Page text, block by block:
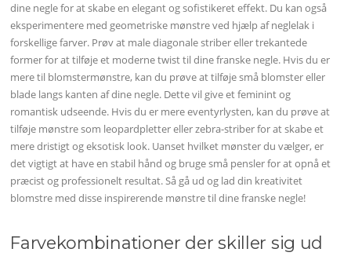
dine negle for at skabe en elegant og sofistikeret effekt. Du kan også
eksperimentere med geometriske mønstre ved hjælp af neglelak i
forskellige farver. Prøv at male diagonale striber eller trekantede
former for at tilføje et moderne twist til dine franske negle. Hvis du er
mere til blomstermønstre, kan du prøve at tilføje små blomster eller
blade langs kanten af dine negle. Dette vil give et feminint og
romantisk udseende. Hvis du er mere eventyrlysten, kan du prøve at
tilføje mønstre som leopardpletter eller zebra-striber for at skabe et
mere dristigt og eksotisk look. Uanset hvilket mønster du vælger, er
det vigtigt at have en stabil hånd og bruge små pensler for at opnå et
præcist og professionelt resultat. Så gå ud og lad din kreativitet
blomstre med disse inspirerende mønstre til dine franske negle!
Farvekombinationer der skiller sig ud